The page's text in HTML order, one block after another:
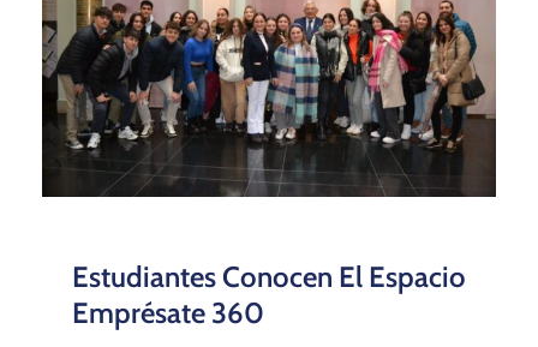
Estudiantes Conocen El Espacio
Emprésate 360